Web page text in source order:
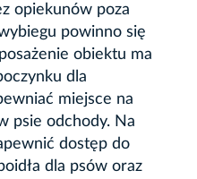
opiekunów poza
powinno się
obiektu ma
dla
miejsce na
psie odchody. Na
dostęp do
dla psów oraz